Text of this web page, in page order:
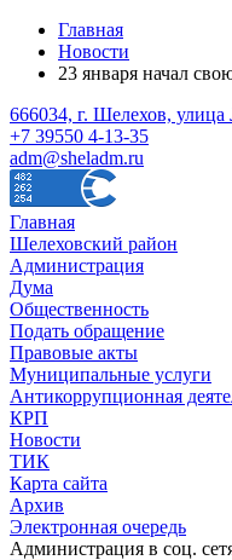
Главная
Новости
23 января начал
666034, г. Шелехов,
+7 39550 4-13-35
adm@sheladm.ru
Главная
Шелеховский район
Администрация
Дума
Общественность
Подать обращение
Правовые акты
Муниципальные услуги
Антикоррупционная
КРП
Новости
ТИК
Карта сайта
Архив
Электронная очередь
Администрация в соц.